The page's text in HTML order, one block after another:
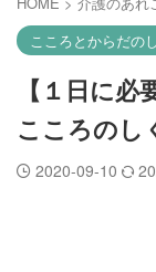
こころとからだの
【１日に
こころの
2020-09-10